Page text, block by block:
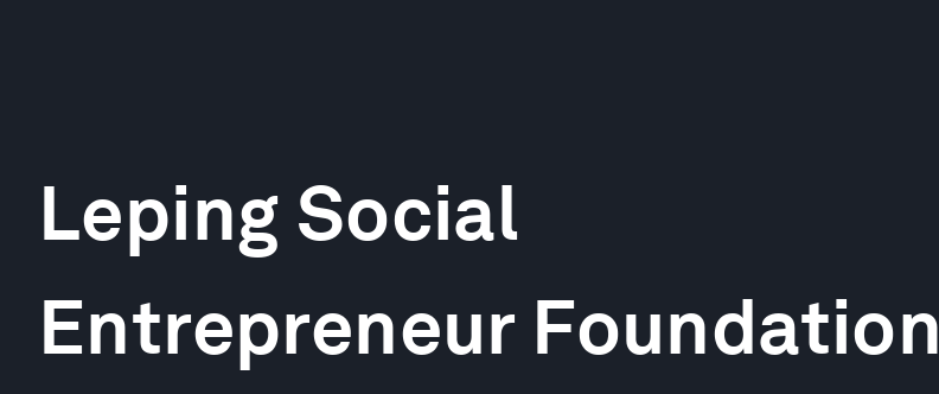
Leping Social
Entrepreneur Foundation